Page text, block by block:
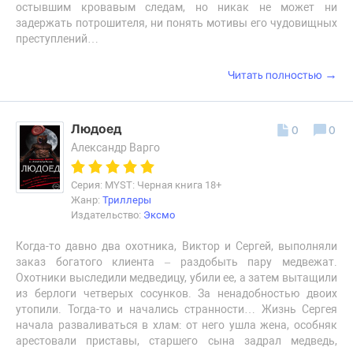
остывшим кровавым следам, но никак не может ни
задержать потрошителя, ни понять мотивы его чудовищных
преступлений…
Читать полностью →
Людоед
Александр Варго
Серия: MYST: Черная книга 18+
Жанр: Триллеры
Издательство: Эксмо
Когда-то давно два охотника, Виктор и Сергей, выполняли
заказ богатого клиента – раздобыть пару медвежат.
Охотники выследили медведицу, убили ее, а затем вытащили
из берлоги четверых сосунков. За ненадобностью двоих
утопили. Тогда-то и начались странности… Жизнь Сергея
начала разваливаться в хлам: от него ушла жена, особняк
арестовали приставы, старшего сына задрал медведь,
0 0